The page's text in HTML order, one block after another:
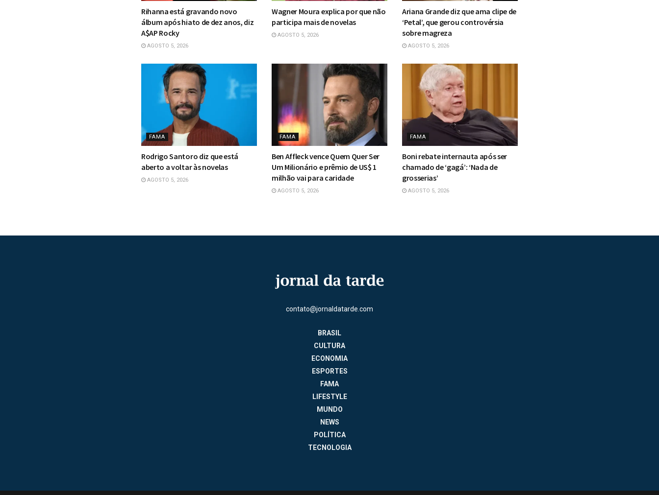
Rihanna está gravando novo
álbum após hiato de dez anos, diz
A$AP Rocky
AGOSTO 5, 2026
Wagner Moura explica por que não
participa mais de novelas
AGOSTO 5, 2026
Ariana Grande diz que ama clipe de
‘Petal’, que gerou controvérsia
sobre magreza
AGOSTO 5, 2026
FAMA
Rodrigo Santoro diz que está
aberto a voltar às novelas
AGOSTO 5, 2026
FAMA
Ben Affleck vence Quem Quer Ser
Um Milionário e prêmio de US$ 1
milhão vai para caridade
AGOSTO 5, 2026
FAMA
Boni rebate internauta após ser
chamado de ‘gagá’: ‘Nada de
grosserias’
AGOSTO 5, 2026
contato@jornaldatarde.com
BRASIL
CULTURA
ECONOMIA
ESPORTES
FAMA
LIFESTYLE
MUNDO
NEWS
POLÍTICA
TECNOLOGIA